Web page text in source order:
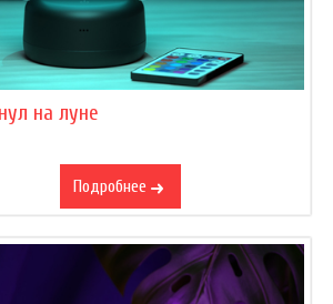
на луне
Подробнее